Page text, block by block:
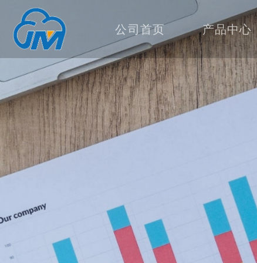
公司首页 产品中心